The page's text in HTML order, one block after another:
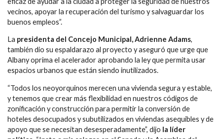
vecinos, apoyar la recuperación del turismo y salvaguardar los
buenos empleos”.
La presidenta del Concejo Municipal, Adrienne Adams,
también dio su espaldarazo al proyecto y aseguró que urge que
Albany oprima el acelerador aprobando la ley que permita usar
espacios urbanos que están siendo inutilizados.
“Todos los neoyorquinos merecen una vivienda segura y estable,
y tenemos que crear más flexibilidad en nuestros códigos de
zonificación y construcción para permitir la conversión de
hoteles desocupados y subutilizados en viviendas asequibles y de
apoyo que se necesitan desesperadamente”, dijo la líder